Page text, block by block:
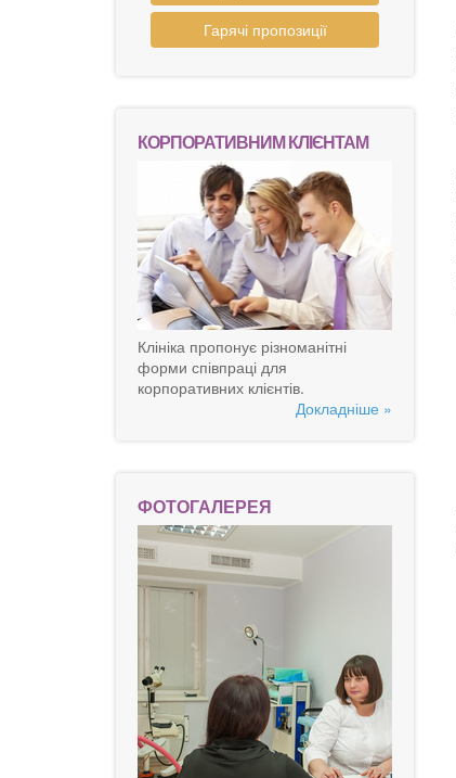
Гарячі пропозиції
КОРПОРАТИВНИМ КЛІЄНТАМ
Клініка пропонує різноманітні
форми співпраці для
корпоративних клієнтів.
Докладніше »
ФОТОГАЛЕРЕЯ